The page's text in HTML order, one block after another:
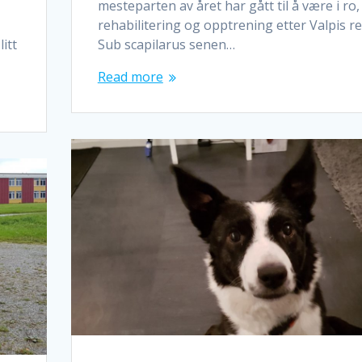
litt
mesteparten av året har gått til å være i ro,
rehabilitering og opptrening etter Valpis
Sub scapilarus senen…
Read more